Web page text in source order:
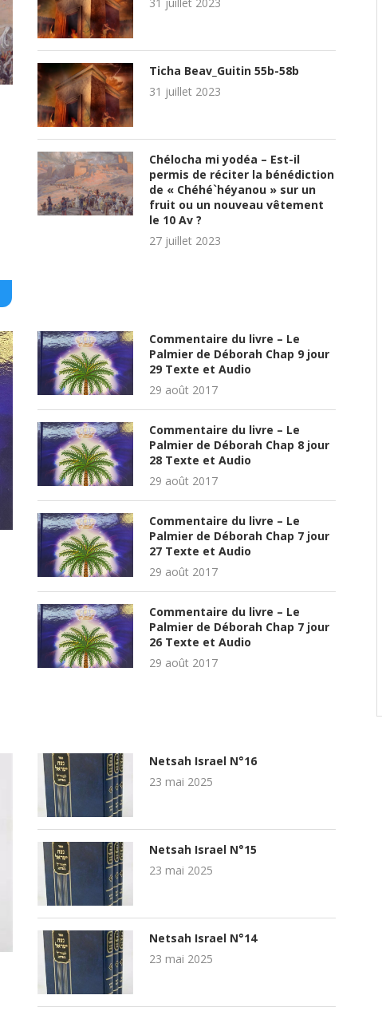
Ticha Beav_Guitin 55b-58b
31 juillet 2023
Chélocha mi yodéa – Est-il
permis de réciter la bénédiction
de « Chéhé`héyanou » sur un
fruit ou un nouveau vêtement
le 10 Av ?
27 juillet 2023
Commentaire du livre – Le
Palmier de Déborah Chap 9 jour
29 Texte et Audio
29 août 2017
Commentaire du livre – Le
Palmier de Déborah Chap 8 jour
28 Texte et Audio
29 août 2017
Commentaire du livre – Le
Palmier de Déborah Chap 7 jour
27 Texte et Audio
29 août 2017
Commentaire du livre – Le
Palmier de Déborah Chap 7 jour
26 Texte et Audio
29 août 2017
Netsah Israel N°16
23 mai 2025
Netsah Israel N°15
23 mai 2025
Netsah Israel N°14
23 mai 2025